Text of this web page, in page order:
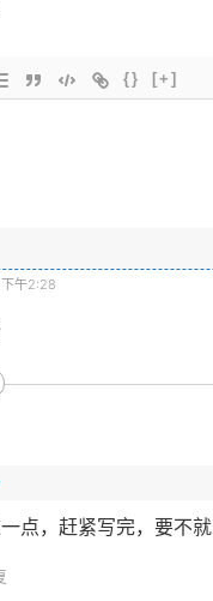
{} [+]
午2:28
点，赶紧写完，要不